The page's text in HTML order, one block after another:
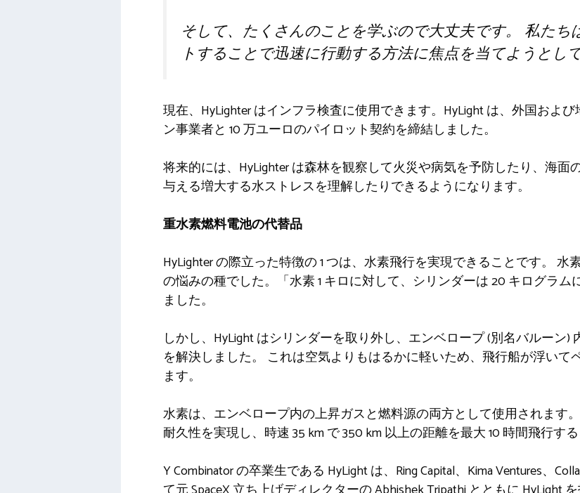
そして、たくさんのことを学ぶので大丈夫です。 私たち
トすることで迅速に行動する方法に焦点を当てようとし
現在、HyLighter はインフラ検査に使用できます。HyLight は、外国およ
ン事業者と 10 万ユーロのパイロット契約を締結しました。
将来的には、HyLighter は森林を観察して火災や病気を予防したり、海面
与える増大する水ストレスを理解したりできるようになります。
重水素燃料電池の代替品
HyLighter の際立った特徴の 1 つは、水素飛行を実現できることです。
の悩みの種でした。「水素 1 キロに対して、シリンダーは 20 キログラ
ました。
しかし、HyLight はシリンダーを取り外し、エンベロープ (別名バルーン
を解決しました。 これは空気よりもはるかに軽いため、飛行船が浮いて
ます。
水素は、エンベロープ内の上昇ガスと燃料源の両方として使用されます
耐久性を実現し、時速 35 km で 350 km 以上の距離を最大 10 時間飛行す
Y Combinator の卒業生である HyLight は、Ring Capital、Kima Ventures、